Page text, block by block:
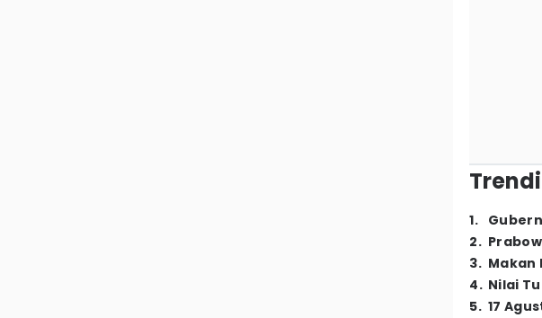
1.
2.
3. Makan
4. Nilai
5. 17